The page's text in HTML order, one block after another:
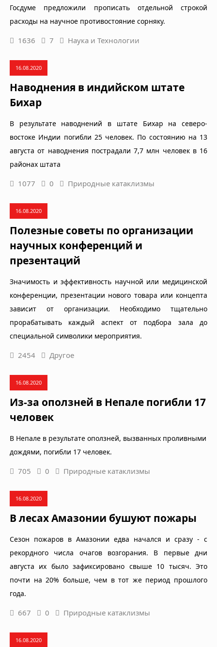
Госдуме предложили прописать отдельной строкой
расходы на научное противостояние сорняку.
1636 7 Наука и Технологии
16.08.2020
Наводнения в индийском штате
Бихар
В результате наводнений в штате Бихар на северо-
востоке Индии погибли 25 человек. По состоянию на 13
августа от наводнения пострадали 7,7 млн человек в 16
районах штата
1077 0 Природные катаклизмы
16.08.2020
Полезные советы по организации
научных конференций и
презентаций
Значимость и эффективность научной или медицинской
конференции, презентации нового товара или концепта
зависит от организации. Необходимо тщательно
прорабатывать каждый аспект от подбора зала до
специальной символики мероприятия.
2454 Другое
16.08.2020
Из-за оползней в Непале погибли 17
человек
В Непале в результате оползней, вызванных проливными
дождями, погибли 17 человек.
705 0 Природные катаклизмы
16.08.2020
В лесах Амазонии бушуют пожары
Сезон пожаров в Амазонии едва начался и сразу - с
рекордного числа очагов возгорания. В первые дни
августа их было зафиксировано свыше 10 тысяч. Это
почти на 20% больше, чем в тот же период прошлого
года.
667 0 Природные катаклизмы
16.08.2020